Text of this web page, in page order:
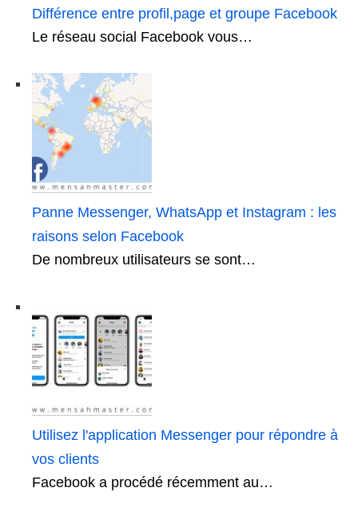
Différence entre profil,page et groupe Facebook
Le réseau social Facebook vous…
Panne Messenger, WhatsApp et Instagram : les
raisons selon Facebook
De nombreux utilisateurs se sont…
Utilisez l'application Messenger pour répondre à
vos clients
Facebook a procédé récemment au…